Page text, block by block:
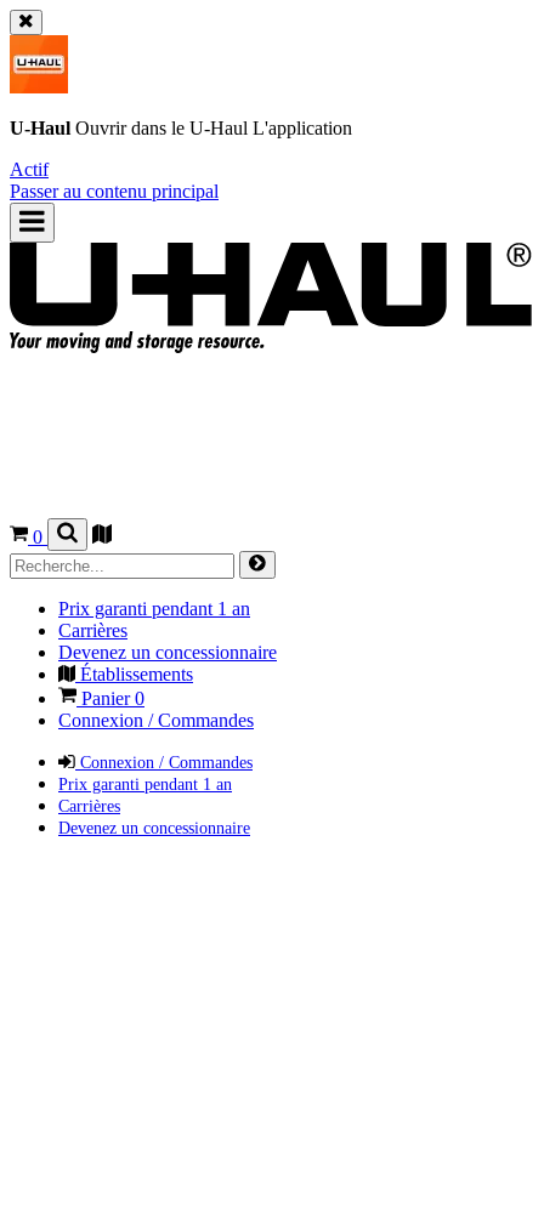
U-Haul Ouvrir dans le U-Haul L'application
Actif
Passer au contenu principal
0
Prix garanti pendant 1 an
Carrières
Devenez un concessionnaire
Établissements
Panier0
Connexion / Commandes
Connexion / Commandes
Prix garanti pendant 1 an
Carrières
Devenez un concessionnaire